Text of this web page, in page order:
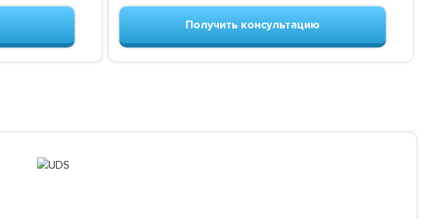
Получить консультацию